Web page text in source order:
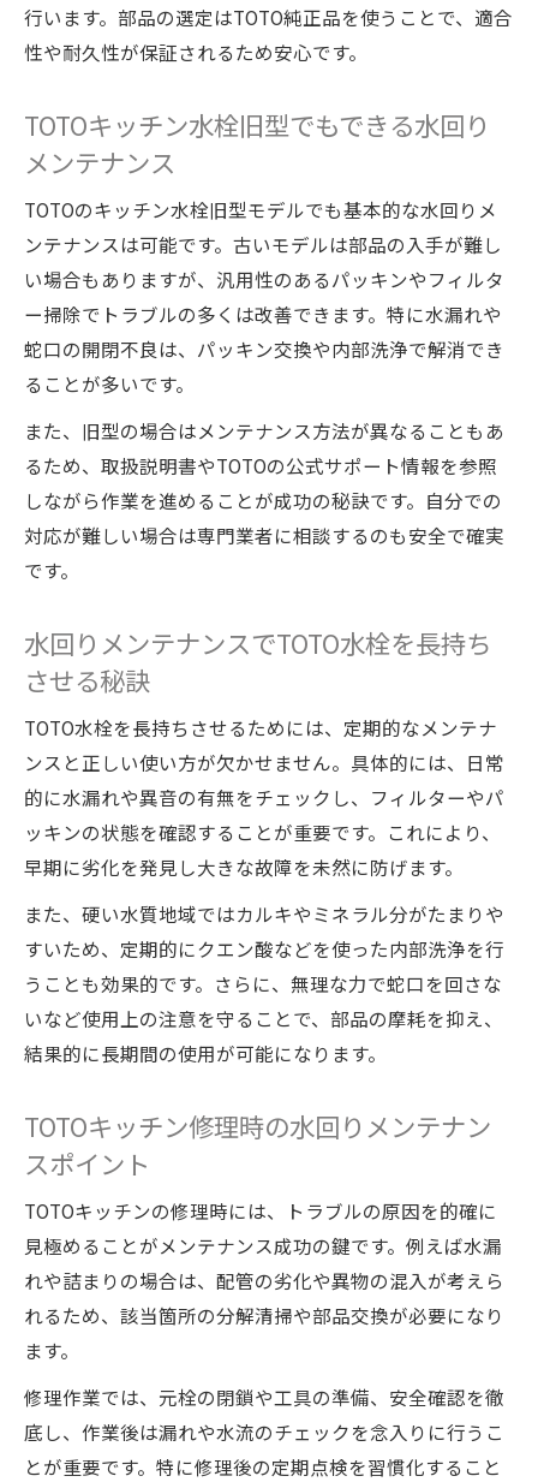
行います。部品の選定はTOTO純正品を使うことで、適合
性や耐久性が保証されるため安心です。
TOTOキッチン水栓旧型でもできる水回り
メンテナンス
TOTOのキッチン水栓旧型モデルでも基本的な水回りメ
ンテナンスは可能です。古いモデルは部品の入手が難し
い場合もありますが、汎用性のあるパッキンやフィルタ
ー掃除でトラブルの多くは改善できます。特に水漏れや
蛇口の開閉不良は、パッキン交換や内部洗浄で解消でき
ることが多いです。
また、旧型の場合はメンテナンス方法が異なることもあ
るため、取扱説明書やTOTOの公式サポート情報を参照
しながら作業を進めることが成功の秘訣です。自分での
対応が難しい場合は専門業者に相談するのも安全で確実
です。
水回りメンテナンスでTOTO水栓を長持ち
させる秘訣
TOTO水栓を長持ちさせるためには、定期的なメンテナ
ンスと正しい使い方が欠かせません。具体的には、日常
的に水漏れや異音の有無をチェックし、フィルターやパ
ッキンの状態を確認することが重要です。これにより、
早期に劣化を発見し大きな故障を未然に防げます。
また、硬い水質地域ではカルキやミネラル分がたまりや
すいため、定期的にクエン酸などを使った内部洗浄を行
うことも効果的です。さらに、無理な力で蛇口を回さな
いなど使用上の注意を守ることで、部品の摩耗を抑え、
結果的に長期間の使用が可能になります。
TOTOキッチン修理時の水回りメンテナン
スポイント
TOTOキッチンの修理時には、トラブルの原因を的確に
見極めることがメンテナンス成功の鍵です。例えば水漏
れや詰まりの場合は、配管の劣化や異物の混入が考えら
れるため、該当箇所の分解清掃や部品交換が必要になり
ます。
修理作業では、元栓の閉鎖や工具の準備、安全確認を徹
底し、作業後は漏れや水流のチェックを念入りに行うこ
とが重要です。特に修理後の定期点検を習慣化すること